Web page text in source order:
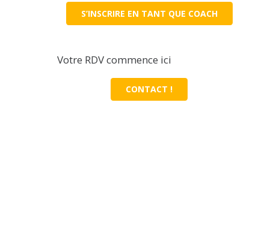
S’INSCRIRE EN TANT QUE COACH
Votre RDV commence ici
CONTACT !